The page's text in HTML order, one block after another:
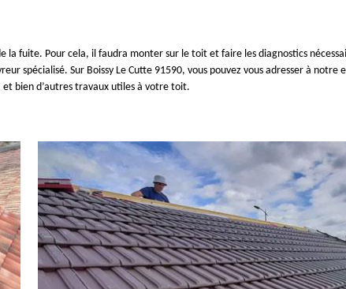
fuite. Pour cela, il faudra monter sur le toit et faire les diagnostics
spécialisé. Sur Boissy Le Cutte 91590, vous pouvez vous adresser à
bien d’autres travaux utiles à votre toit.